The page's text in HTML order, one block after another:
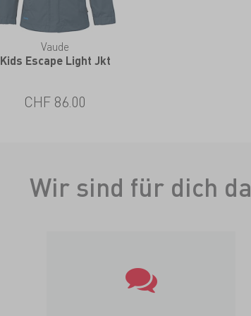
Vaude
Kids Escape Light Jkt
CHF 86.00
Wir sind für dich da